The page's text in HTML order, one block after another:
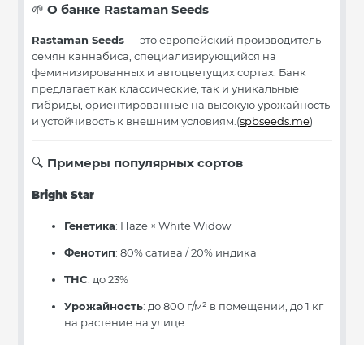
🌱 О банке Rastaman Seeds
Rastaman Seeds— это европейский производитель
семян каннабиса, специализирующийся на
феминизированных и автоцветущих сортах. Банк
предлагает как классические, так и уникальные
гибриды, ориентированные на высокую урожайность
и устойчивость к внешним условиям.(spbseeds.me)
🔍 Примеры популярных сортов
Bright Star
Генетика: Haze × White Widow
Фенотип: 80% сатива / 20% индика
THC: до 23%
Урожайность: до 800 г/м² в помещении, до 1 кг
на растение на улице